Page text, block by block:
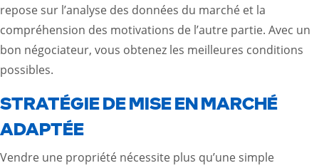
repose sur l’analyse des données du marché et la
compréhension des motivations de l’autre partie. Avec un
bon négociateur, vous obtenez les meilleures conditions
possibles.
STRATÉGIE DE MISE EN MARCHÉ
ADAPTÉE
Vendre une propriété nécessite plus qu’une simple